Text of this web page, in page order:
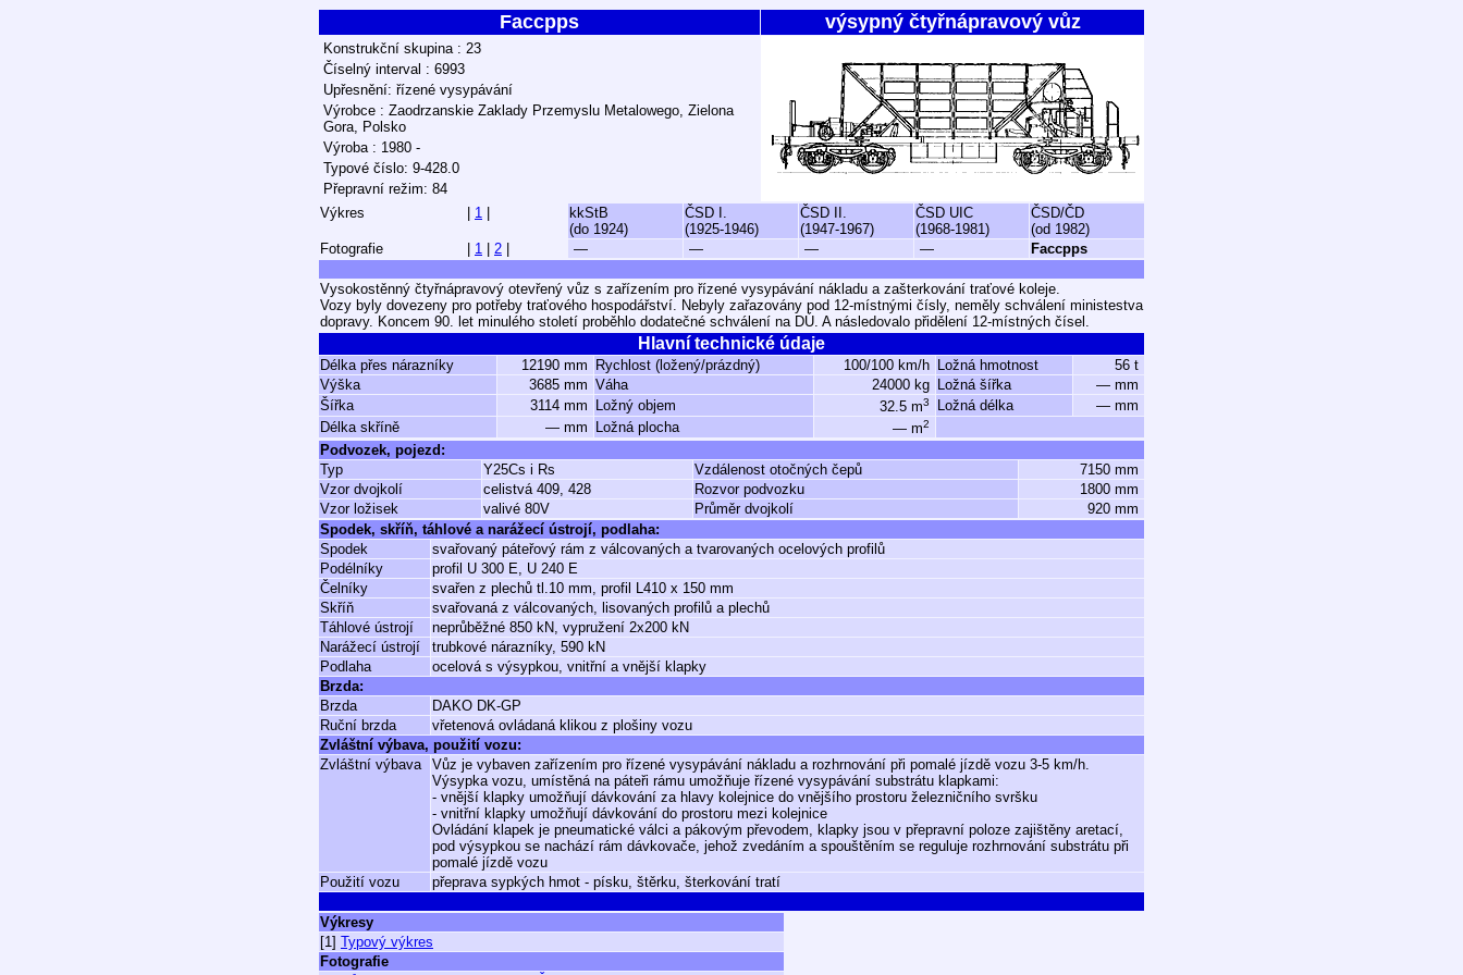
Faccpps výsypný čtyřnápravový vůz
Konstrukční skupina : 23
Číselný interval : 6993
Upřesnění: řízené vysypávání
Výrobce : Zaodrzanskie Zaklady Przemyslu Metalowego, Zielona
Gora, Polsko
Výroba : 1980 -
Typové číslo: 9-428.0
Přepravní režim: 84
Výkres
1
kkStB
(do 1924)
ČSD I.
(1925-1946)
ČSD II.
(1947-1967)
ČSD UIC
(1968-1981)
ČSD/ČD
(od 1982)
Fotografie
1 2 — — — — Faccpps
Vysokostěnný čtyřnápravový otevřený vůz s zařízením pro řízené vysypávání nákladu a zašterkování traťové koleje.
Vozy byly dovezeny pro potřeby traťového hospodářství. Nebyly zařazovány pod 12-místnými čísly, neměly schválení ministestva
dopravy. Koncem 90. let minulého století proběhlo dodatečné schválení na DÚ. A následovalo přidělení 12-místných čísel.
Hlavní technické údaje
Délka přes nárazníky 12190 mm Rychlost (ložený/prázdný) 100/100 km/h Ložná hmotnost
56 t
Výška
3685 mm Váha 24000 kg Ložná šířka
— mm
Šířka
3114 mm Ložný objem 32.5 m3 Ložná délka
— mm
Délka skříně
— mm Ložná plocha — m2
Podvozek, pojezd:
Typ
Y25Cs i Rs Vzdálenost otočných čepů
7150 mm
Vzor dvojkolí
celistvá 409, 428 Rozvor podvozku
1800 mm
Vzor ložisek
valivé 80V Průměr dvojkolí
920 mm
Spodek, skříň, táhlové a narážecí ústrojí, podlaha:
Spodek
svařovaný páteřový rám z válcovaných a tvarovaných ocelových profilů
Podélníky
profil U 300 E, U 240 E
Čelníky
svařen z plechů tl.10 mm, profil L410 x 150 mm
Skříň
svařovaná z válcovaných, lisovaných profilů a plechů
Táhlové ústrojí
neprůběžné 850 kN, vypružení 2x200 kN
Narážecí ústrojí
trubkové nárazníky, 590 kN
Podlaha
ocelová s výsypkou, vnitřní a vnější klapky
Brzda:
Brzda
DAKO DK-GP
Ruční brzda
vřetenová ovládaná klikou z plošiny vozu
Zvláštní výbava, použití vozu:
Zvláštní výbava
Vůz je vybaven zařízením pro řízené vysypávání nákladu a rozhrnování při pomalé jízdě vozu 3-5 km/h.
Výsypka vozu, umístěná na páteři rámu umožňuje řízené vysypávání substrátu klapkami:
- vnější klapky umožňují dávkování za hlavy kolejnice do vnějšího prostoru železničního svršku
- vnitřní klapky umožňují dávkování do prostoru mezi kolejnice
Ovládání klapek je pneumatické válci a pákovým převodem, klapky jsou v přepravní poloze zajištěny aretací,
pod výsypkou se nachází rám dávkovače, jehož zvedáním a spouštěním se reguluje rozhrnování substrátu při
pomalé jízdě vozu
Použití vozu
přeprava sypkých hmot - písku, štěrku, šterkování tratí
Výkresy
[1] Typový výkres
Fotografie